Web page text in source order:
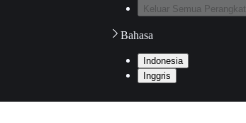
Keluar Semua Perangkat
Bahasa
Indonesia
Inggris